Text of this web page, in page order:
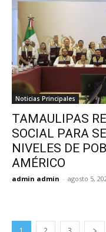
Noticias Principales
TAMAULIPAS
SOCIAL PARA
NIVELES DE
AMÉRICO
admin admin - agosto 5,